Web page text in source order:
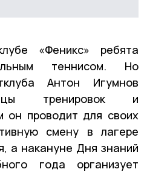
«Феникс» ребята
теннисом. Но
Антон Игумнов
тренировок и
он проводит для своих
смену в лагере
а накануне Дня знаний
года организует